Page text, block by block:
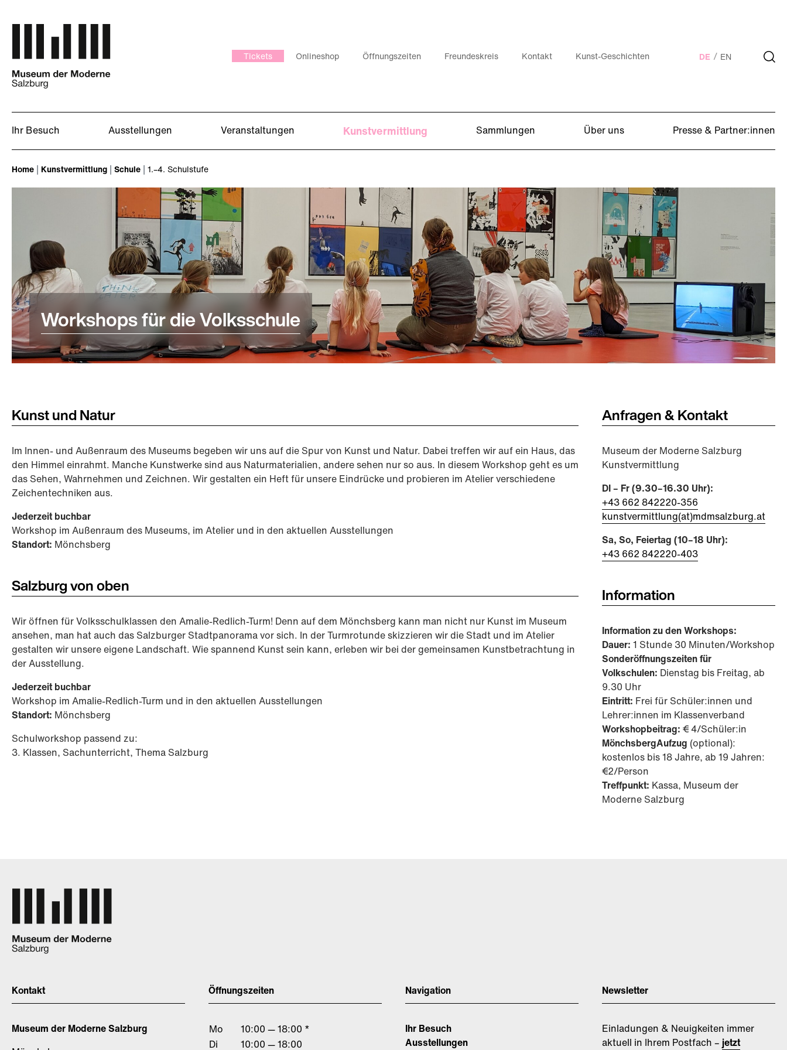
Tickets Onlineshop Öffnungszeiten Freundeskreis Kontakt Kunst-Geschichten DE EN
Ihr Besuch Ausstellungen Veranstaltungen Kunstvermittlung Sammlungen Über uns
Presse & Partner:innen
Home Kunstvermittlung Schule 1.–4. Schulstufe
Workshops für die Volksschule
Kunst und Natur
Im Innen- und Außenraum des Museums begeben wir uns auf die Spur von Kunst und Natur. Dabei treffen wir auf ein Haus, das
den Himmel einrahmt. Manche Kunstwerke sind aus Naturmaterialien, andere sehen nur so aus. In diesem Workshop geht es um
das Sehen, Wahrnehmen und Zeichnen. Wir gestalten ein Heft für unsere Eindrücke und probieren im Atelier verschiedene
Zeichentechniken aus.
Jederzeit buchbar
Workshop im Außenraum des Museums, im Atelier und in den aktuellen Ausstellungen
Standort: Mönchsberg
Salzburg von oben
Wir öffnen für Volksschulklassen den Amalie-Redlich-Turm! Denn auf dem Mönchsberg kann man nicht nur Kunst im Museum
ansehen, man hat auch das Salzburger Stadtpanorama vor sich. In der Turmrotunde skizzieren wir die Stadt und im Atelier
gestalten wir unsere eigene Landschaft. Wie spannend Kunst sein kann, erleben wir bei der gemeinsamen Kunstbetrachtung in
der Ausstellung.
Jederzeit buchbar
Workshop im Amalie-Redlich-Turm und in den aktuellen Ausstellungen
Standort: Mönchsberg
Schulworkshop passend zu:
3. Klassen, Sachunterricht, Thema Salzburg
Anfragen & Kontakt
Museum der Moderne Salzburg
Kunstvermittlung
DI – Fr (9.30–16.30 Uhr):
+43 662 842220-356
kunstvermittlung(at)mdmsalzburg.at
Sa, So, Feiertag (10–18 Uhr):
+43 662 842220-403
Information
Information zu den Workshops:
Dauer: 1 Stunde 30 Minuten/Workshop
Sonderöffnungszeiten für
Volkschulen: Dienstag bis Freitag, ab
9.30 Uhr
Eintritt: Frei für Schüler:innen und
Lehrer:innen im Klassenverband
Workshopbeitrag: € 4/Schüler:in
MönchsbergAufzug (optional):
kostenlos bis 18 Jahre, ab 19 Jahren:
€2/Person
Treffpunkt: Kassa, Museum der
Moderne Salzburg
Kontakt
Museum der Moderne Salzburg
Öffnungszeiten
Mo
10:00 — 18:00 *
Di
10:00 — 18:00
Navigation
Ihr Besuch
Ausstellungen
Newsletter
Einladungen & Neuigkeiten immer
aktuell in Ihrem Postfach – jetzt